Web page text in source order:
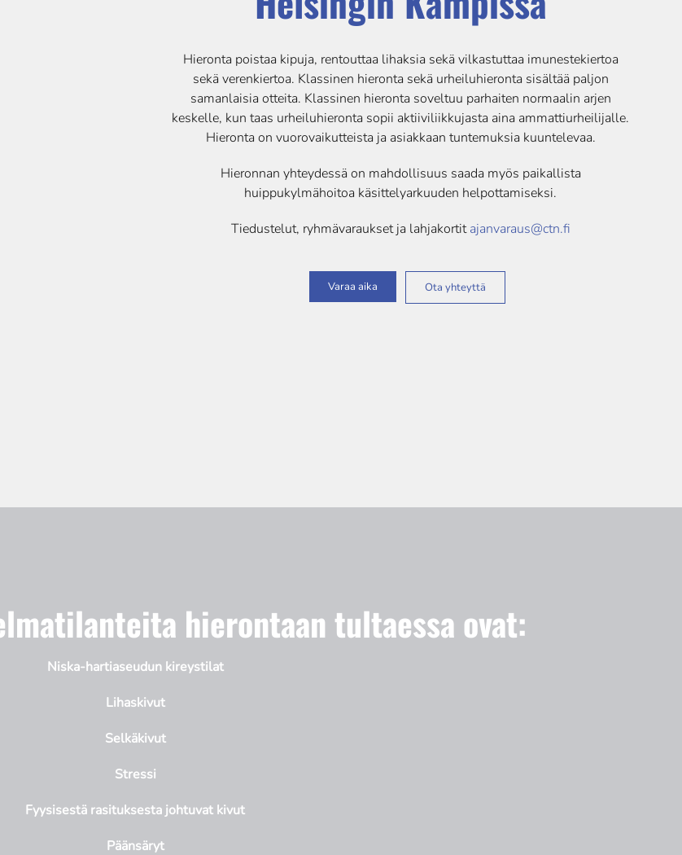
Hieronta poistaa kipuja, rentouttaa lihaksia sekä vilkastuttaa imunestekiertoa
sekä verenkiertoa. Klassinen hieronta sekä urheiluhieronta sisältää paljon
samanlaisia otteita. Klassinen hieronta soveltuu parhaiten normaalin arjen
keskelle, kun taas urheiluhieronta sopii aktiiviliikkujasta aina ammattiurheilijalle.
Hieronta on vuorovaikutteista ja asiakkaan tuntemuksia kuuntelevaa.
Hieronnan yhteydessä on mahdollisuus saada myös paikallista
huippukylmähoitoa käsittelyarkuuden helpottamiseksi.
Tiedustelut, ryhmävaraukset ja lahjakortitajanvaraus@ctn.fi
Varaa aika Ota yhteyttä
hierontaan tultaessa ovat:
Niska-hartiaseudun kireystilat
Lihaskivut
Selkäkivut
Stressi
Fyysisestä rasituksesta johtuvat kivut
Päänsäryt